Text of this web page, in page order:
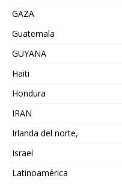
GAZA
Guatemala
GUYANA
Haiti
Hondura
IRAN
Irlanda del norte,
Israel
Latinoamérica